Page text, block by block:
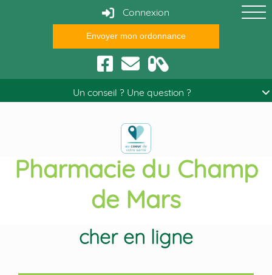
Connexion
Envoyer mon ordonnance
Un conseil ? Une question ?
Pharmacie du Champ
de Mars
Conseils santé
Acheter finastéride pas
cher en ligne